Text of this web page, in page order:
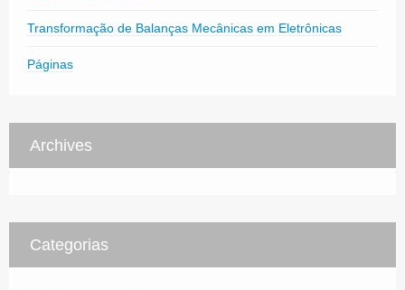
Transformação de Balanças Mecânicas em Eletrônicas
Páginas
Archives
Categorias